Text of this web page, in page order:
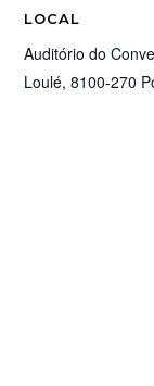
LOCAL
Auditório do
Loulé, 8100-270